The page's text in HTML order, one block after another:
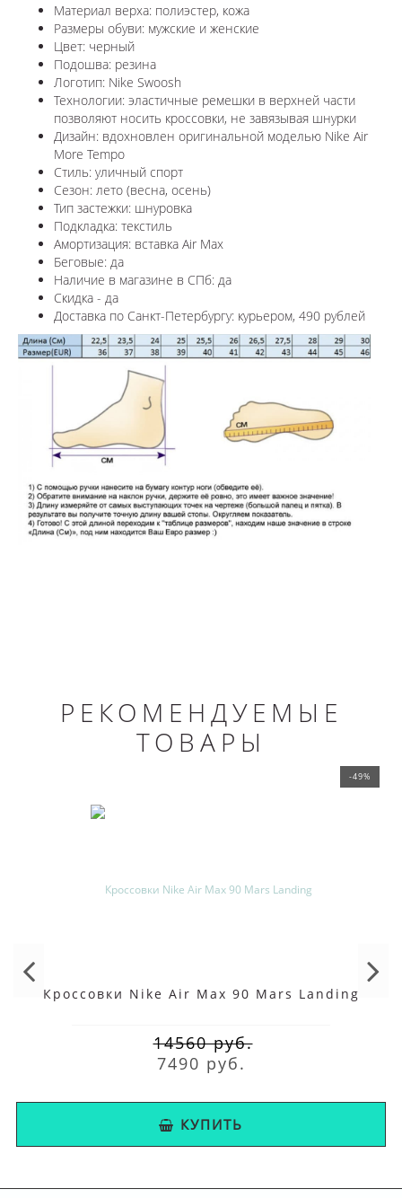
Материал верха: полиэстер, кожа
Размеры обуви: мужские и женские
Цвет: черный
Подошва: резина
Логотип: Nike Swoosh
Технологии: эластичные ремешки в верхней части
позволяют носить кроссовки, не завязывая шнурки
Дизайн: вдохновлен оригинальной моделью Nike Air
More Tempo
Стиль: уличный спорт
Сезон: лето (весна, осень)
Тип застежки: шнуровка
Подкладка: текстиль
Амортизация: вставка Air Max
Беговые: да
Наличие в магазине в СПб: да
Скидка - да
Доставка по Санкт-Петербургу: курьером, 490 рублей
РЕКОМЕНДУЕМЫЕ
ТОВАРЫ
-49%
Кроссовки Nike Air Max 90 Mars Landing
14560 руб.
7490 руб.
КУПИТЬ